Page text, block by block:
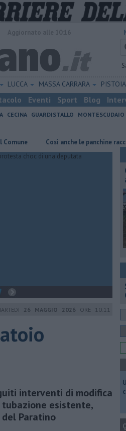
LUCCA MASSA CARRARA PISTOIA
Eventi Sport Blog
CECINA GUARDISTALLO MONTESCUDAIO
Così anche le panchine
26 MAGGIO 2026 ORE 10:11
interventi di modifica
esistente,
Paratino